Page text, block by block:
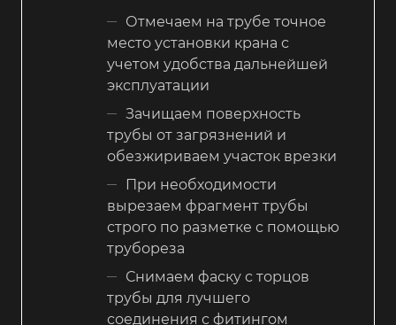
Отмечаем на трубе точное
место установки крана с
учетом удобства дальнейшей
эксплуатации
Зачищаем поверхность
трубы от загрязнений и
обезжириваем участок врезки
При необходимости
вырезаем фрагмент трубы
строго по разметке с помощью
трубореза
Снимаем фаску с торцов
трубы для лучшего
соединения с фитингом